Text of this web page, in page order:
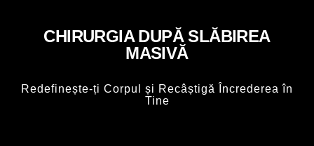
CHIRURGIA DUPĂ SLĂBIREA
MASIVĂ
Redefinește-ți Corpul și Recâștigă Încrederea în
Tine